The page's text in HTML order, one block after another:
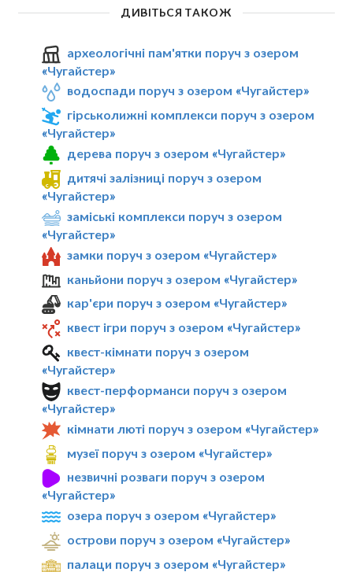
ДИВІТЬСЯ ТАКОЖ
археологічні пам'ятки поруч з озером
«Чугайстер»
водоспади поруч з озером «Чугайстер»
гірськолижні комплекси поруч з озером
«Чугайстер»
дерева поруч з озером «Чугайстер»
дитячі залізниці поруч з озером
«Чугайстер»
заміські комплекси поруч з озером
«Чугайстер»
замки поруч з озером «Чугайстер»
каньйони поруч з озером «Чугайстер»
кар'єри поруч з озером «Чугайстер»
квест ігри поруч з озером «Чугайстер»
квест-кімнати поруч з озером
«Чугайстер»
квест-перформанси поруч з озером
«Чугайстер»
кімнати люті поруч з озером «Чугайстер»
музеї поруч з озером «Чугайстер»
незвичні розваги поруч з озером
«Чугайстер»
озера поруч з озером «Чугайстер»
острови поруч з озером «Чугайстер»
палаци поруч з озером «Чугайстер»